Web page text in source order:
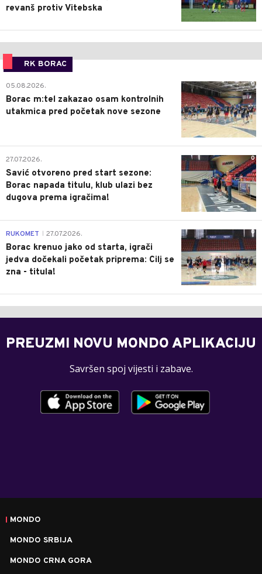
revanš protiv Vitebska
RK BORAC
0
05.08.2026.
Borac m:tel zakazao osam kontrolnih
utakmica pred početak nove sezone
0
27.07.2026.
Savić otvoreno pred start sezone:
Borac napada titulu, klub ulazi bez
dugova prema igračima!
0
RUKOMET 27.07.2026.
Borac krenuo jako od starta, igrači
jedva dočekali početak priprema: Cilj se
zna - titula!
PREUZMI NOVU MONDO APLIKACIJU
Savršen spoj vijesti i zabave.
MONDO
MONDO SRBIJA
MONDO CRNA GORA